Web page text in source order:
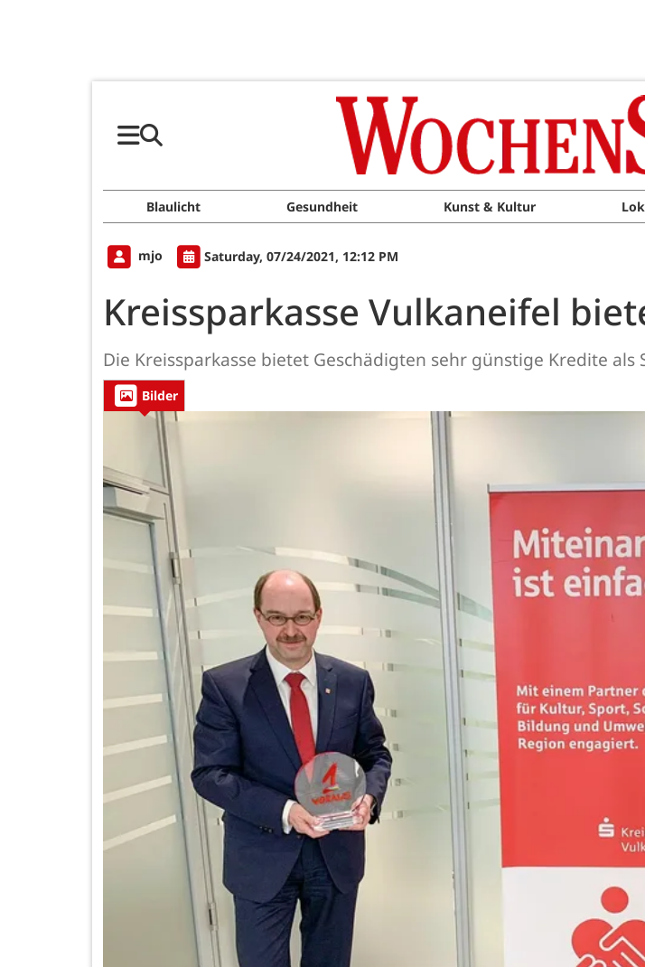
Blaulicht Gesundheit Kunst & Kultur
mjo Saturday, 07/24/2021, 12:12 PM
Kreissparkasse Vulkaneifel
Die Kreissparkasse bietet Geschädigten sehr günstige Kredite
Bilder